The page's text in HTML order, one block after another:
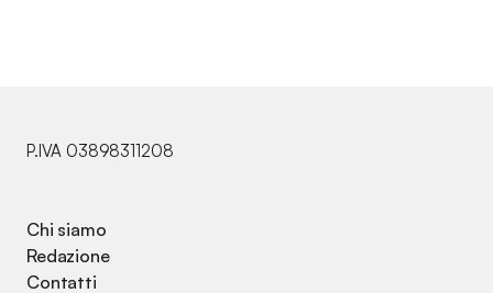
P.IVA 03898311208
Chi siamo
Redazione
Contatti